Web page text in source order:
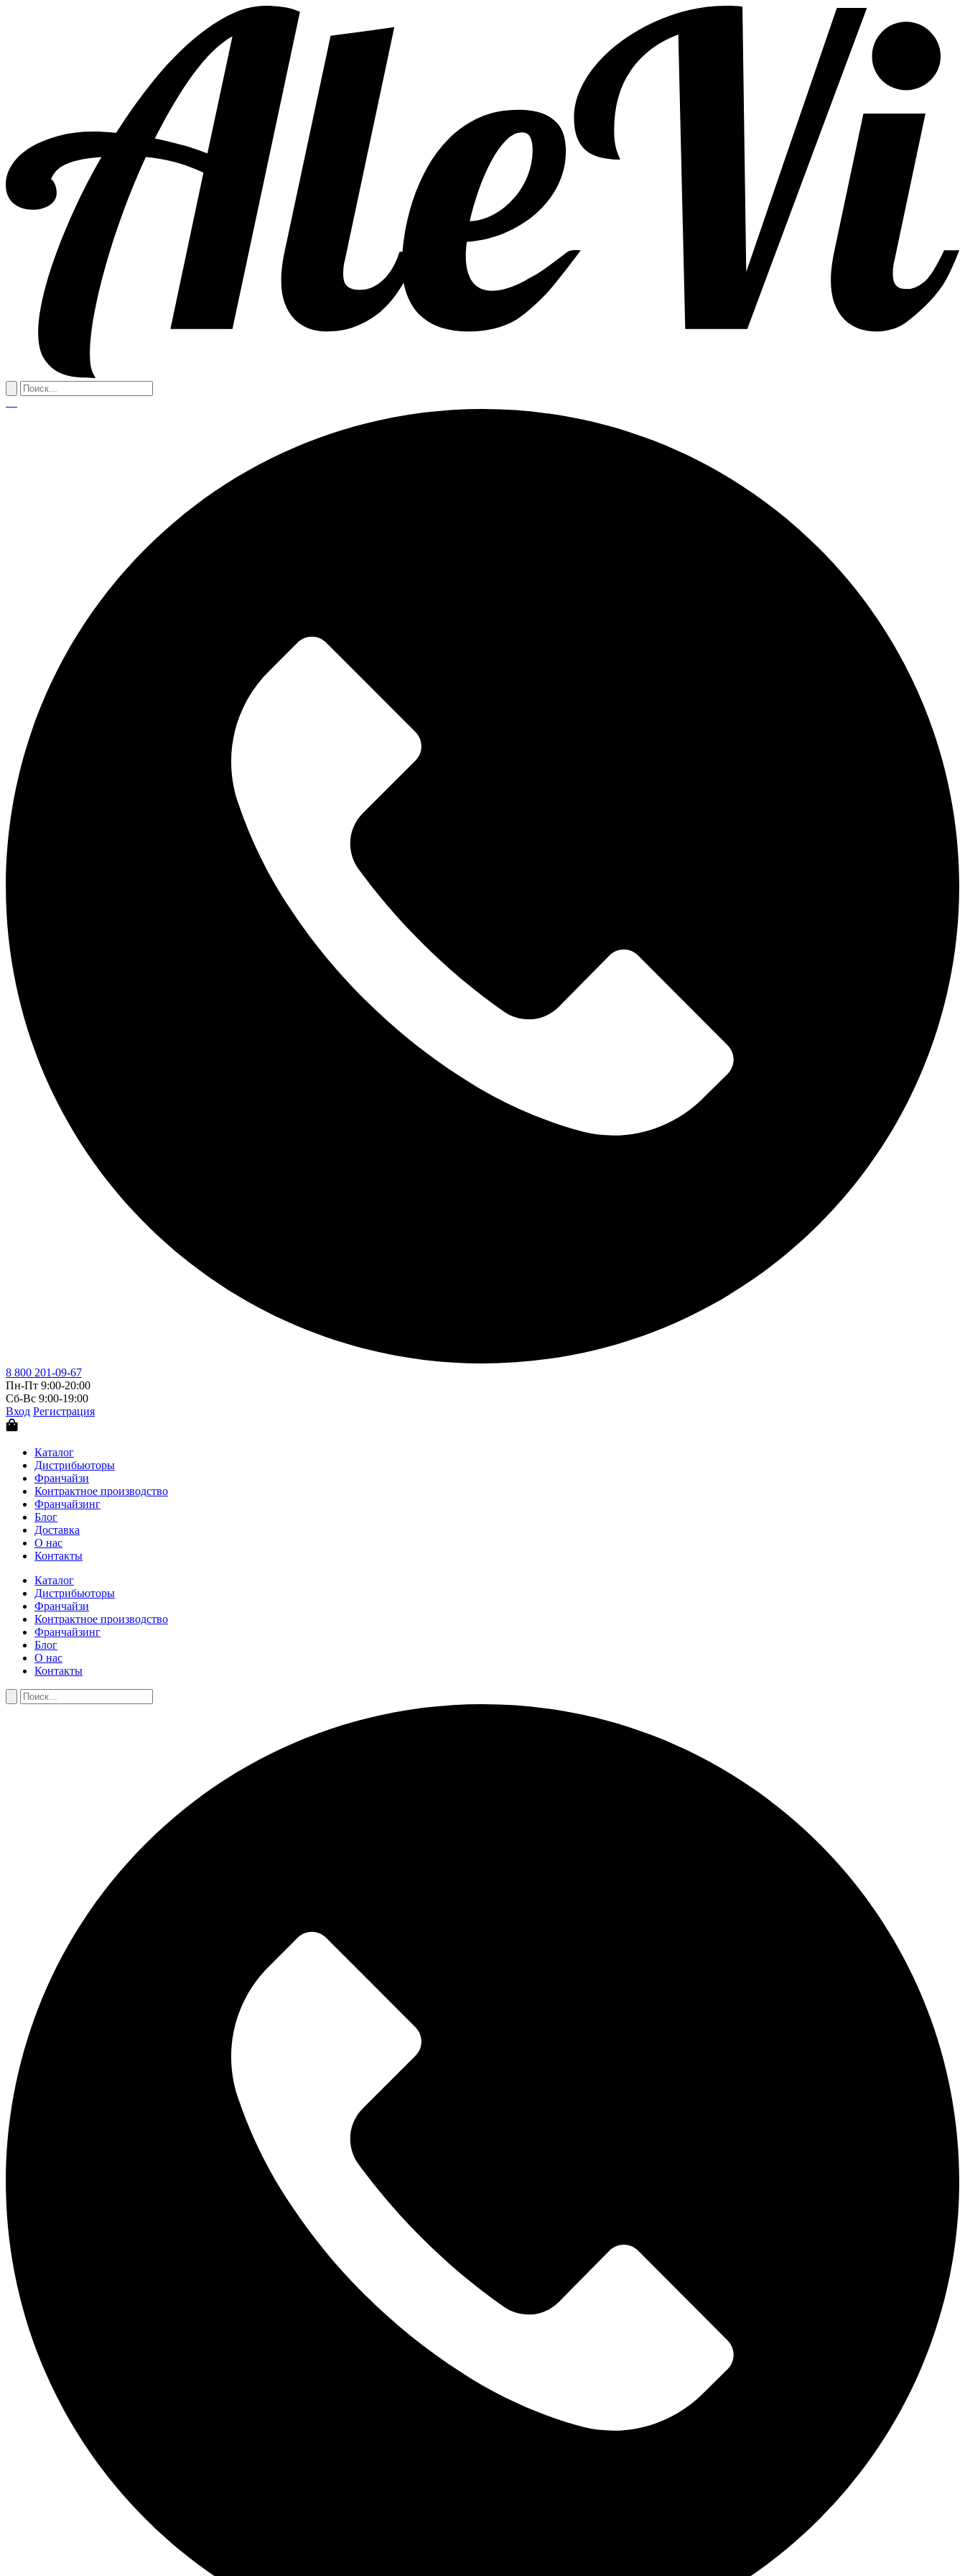
8 800 201-09-67
Пн-Пт 9:00-20:00
Сб-Вс 9:00-19:00
Вход Регистрация
Каталог
Дистрибьюторы
Франчайзи
Контрактное производство
Франчайзинг
Блог
Доставка
О нас
Контакты
Каталог
Дистрибьюторы
Франчайзи
Контрактное производство
Франчайзинг
Блог
О нас
Контакты